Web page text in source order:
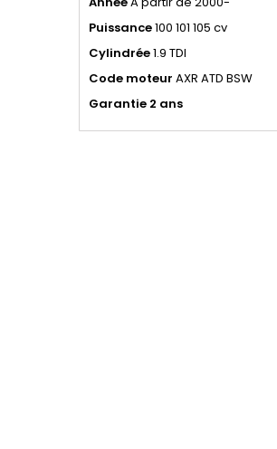
Puissance100 101 105 cv
Cylindrée1.9 TDI
Code moteur AXR ATD BSW
Garantie 2 ans